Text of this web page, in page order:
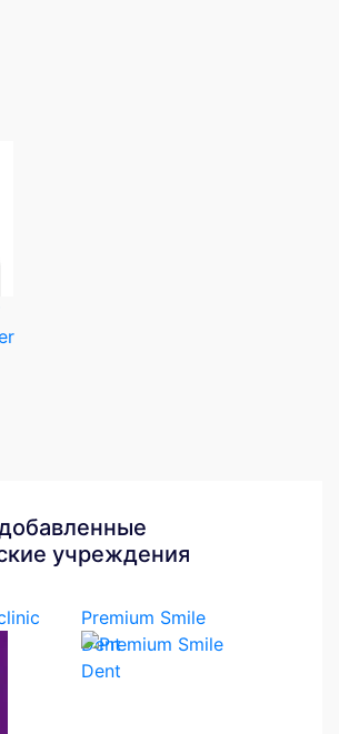
учреждения
Premium Smile
Dent